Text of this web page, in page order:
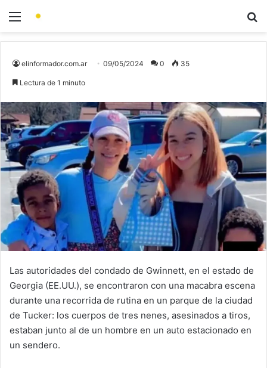
elinformador.com.ar 09/05/2024 0 35
Lectura de 1 minuto
Las autoridades del condado de Gwinnett, en el estado de
Georgia (EE.UU.), se encontraron con una macabra escena
durante una recorrida de rutina en un parque de la ciudad
de Tucker: los cuerpos de tres nenes, asesinados a tiros,
estaban junto al de un hombre en un auto estacionado en
un sendero.